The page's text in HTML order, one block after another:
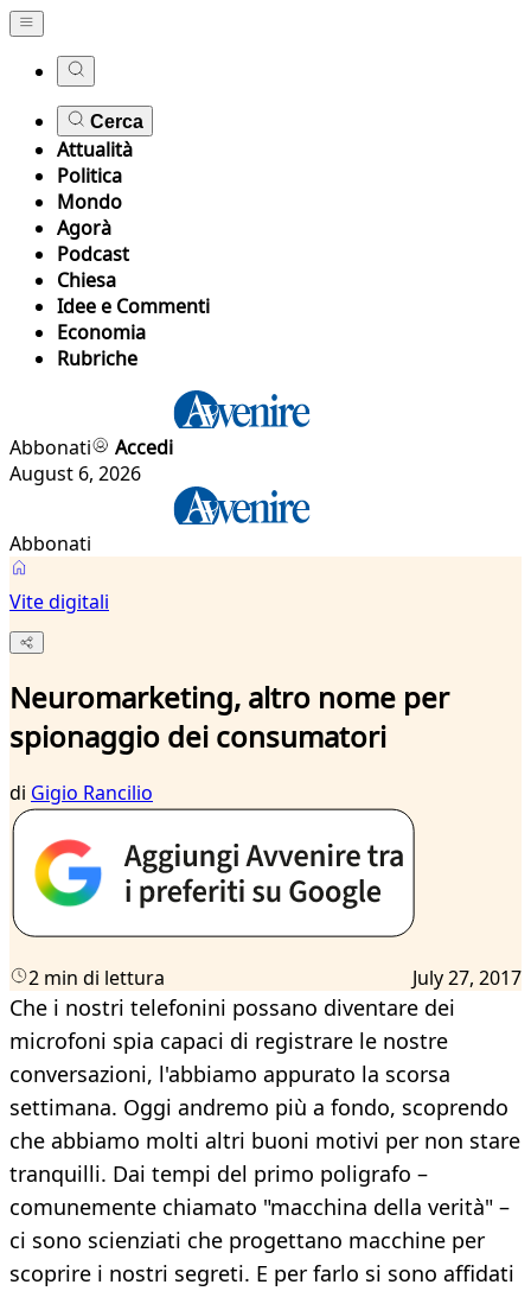
Cerca
Attualità
Politica
Mondo
Agorà
Podcast
Chiesa
Idee e Commenti
Economia
Rubriche
Abbonati
Accedi
August 6, 2026
Abbonati
Vite digitali
Neuromarketing, altro nome per
spionaggio dei consumatori
di Gigio Rancilio
2 min di lettura July 27, 2017
Che i nostri telefonini possano diventare dei
microfoni spia capaci di registrare le nostre
conversazioni, l'abbiamo appurato la scorsa
settimana. Oggi andremo più a fondo, scoprendo
che abbiamo molti altri buoni motivi per non stare
tranquilli. Dai tempi del primo poligrafo –
comunemente chiamato "macchina della verità" –
ci sono scienziati che progettano macchine per
scoprire i nostri segreti. E per farlo si sono affidati